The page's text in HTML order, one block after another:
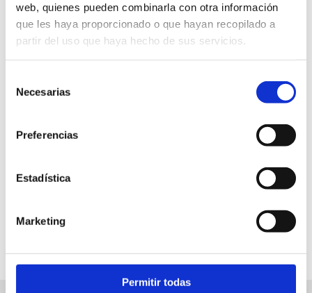
web, quienes pueden combinarla con otra información
que les haya proporcionado o que hayan recopilado a
partir del uso que haya hecho de sus servicios.
Necesarias
Preferencias
Estadística
Marketing
Permitir todas
Centro de arte l'Estació. Calle Calderón, 2
965783656
Domingos de 9 a 15h